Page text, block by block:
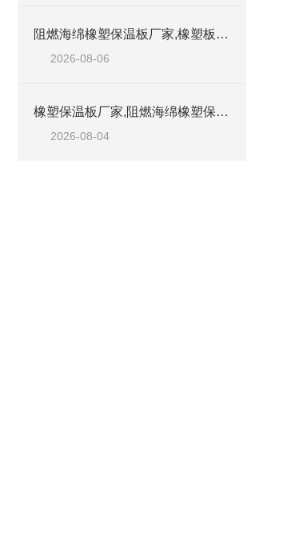
阻燃海绵橡塑保温板厂家,橡塑板厂家销售点
2026-08-06
橡塑保温板厂家,阻燃海绵橡塑保温板厂家出售
2026-08-04